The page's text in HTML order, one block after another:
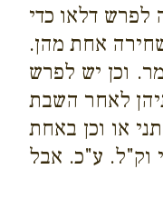
דלאו כדי
אחת מהן.
וכן יש לפרש
לאחר השבת
או וכן באחת
וק"ל. ע"כ. אבל